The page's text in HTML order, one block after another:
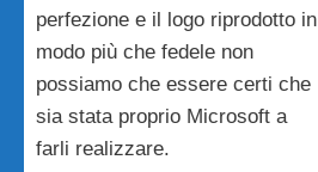
perfezione e il logo riprodotto in
modo più che fedele non
possiamo che essere certi che
sia stata proprio Microsoft a
farli realizzare.